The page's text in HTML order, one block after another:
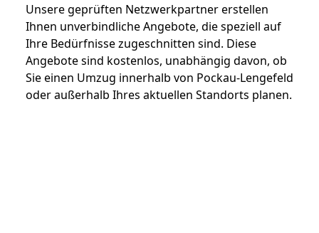
Unsere geprüften Netzwerkpartner erstellen
Ihnen unverbindliche Angebote, die speziell auf
Ihre Bedürfnisse zugeschnitten sind. Diese
Angebote sind kostenlos, unabhängig davon, ob
Sie einen Umzug innerhalb von Pockau-Lengefeld
oder außerhalb Ihres aktuellen Standorts planen.